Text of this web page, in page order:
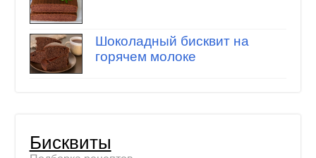
Шоколадный бисквит на
горячем молоке
Бисквиты